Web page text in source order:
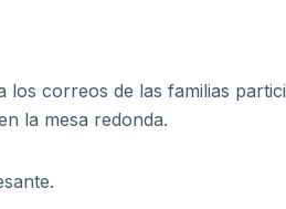
los correos de las familias
la mesa redonda.